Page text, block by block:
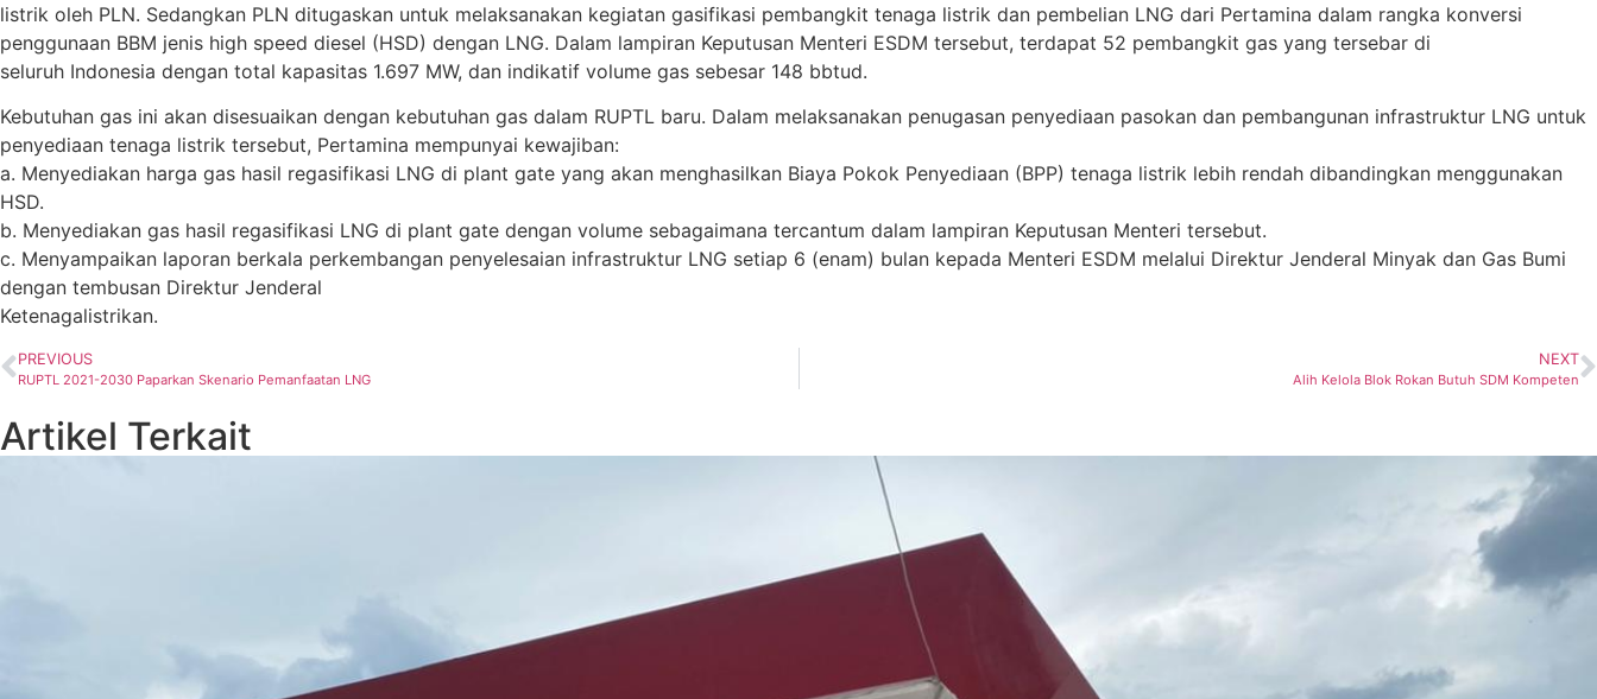
listrik oleh PLN. Sedangkan PLN ditugaskan untuk melaksanakan kegiatan gasifikasi pembangkit tenaga listrik dan pembelian LNG dari Pertamina dalam rangka konversi
penggunaan BBM jenis high speed diesel (HSD) dengan LNG. Dalam lampiran Keputusan Menteri ESDM tersebut, terdapat 52 pembangkit gas yang tersebar di
seluruh Indonesia dengan total kapasitas 1.697 MW, dan indikatif volume gas sebesar 148 bbtud.
Kebutuhan gas ini akan disesuaikan dengan kebutuhan gas dalam RUPTL baru. Dalam melaksanakan penugasan penyediaan pasokan dan pembangunan infrastruktur LNG untuk
penyediaan tenaga listrik tersebut, Pertamina mempunyai kewajiban:
a. Menyediakan harga gas hasil regasifikasi LNG di plant gate yang akan menghasilkan Biaya Pokok Penyediaan (BPP) tenaga listrik lebih rendah dibandingkan menggunakan
HSD.
b. Menyediakan gas hasil regasifikasi LNG di plant gate dengan volume sebagaimana tercantum dalam lampiran Keputusan Menteri tersebut.
c. Menyampaikan laporan berkala perkembangan penyelesaian infrastruktur LNG setiap 6 (enam) bulan kepada Menteri ESDM melalui Direktur Jenderal Minyak dan Gas Bumi
dengan tembusan Direktur Jenderal
Ketenagalistrikan.
PREVIOUS
RUPTL 2021-2030 Paparkan Skenario Pemanfaatan LNG
NEXT
Alih Kelola Blok Rokan Butuh SDM Kompeten
Artikel Terkait